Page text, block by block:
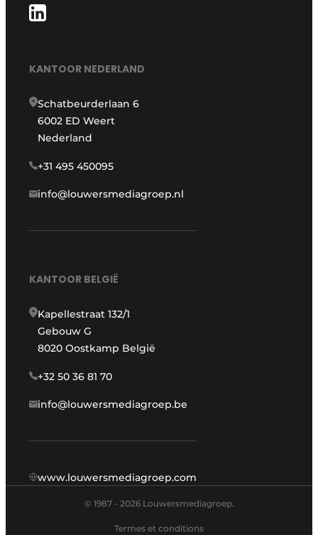
KANTOOR NEDERLAND
Schatbeurderlaan 6
6002 ED Weert
Nederland
+31 495 450095
info@louwersmediagroep.nl
KANTOOR BELGIË
Kapellestraat 132/1
Gebouw G
8020 Oostkamp België
+32 50 36 81 70
info@louwersmediagroep.be
www.louwersmediagroep.com
© 1987 - 2026 Louwersmediagroep.
Termes et conditions